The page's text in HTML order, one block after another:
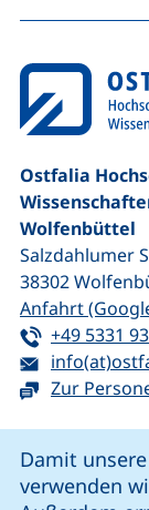
Damit
verwenden
Ostfalia
Wolfenbüttel
Salzdahlumer
38302
Anfahrt
Tel:
+49 5331
E-Mail:
Zur
unsereunsere